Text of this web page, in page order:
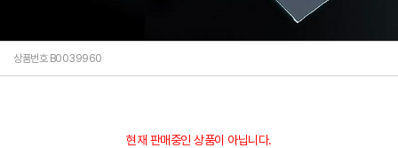
상품번호 B0039960
현재 판매중인 상품이 아닙니다.